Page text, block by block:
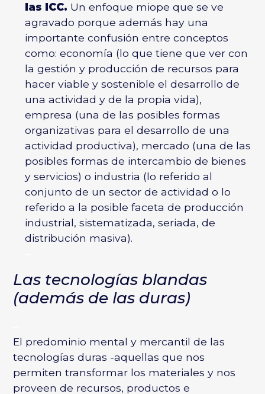
las ICC. Un enfoque miope que se ve
agravado porque además hay una
importante confusión entre conceptos
como: economía (lo que tiene que ver con
la gestión y producción de recursos para
hacer viable y sostenible el desarrollo de
una actividad y de la propia vida),
empresa (una de las posibles formas
organizativas para el desarrollo de una
actividad productiva), mercado (una de las
posibles formas de intercambio de bienes
y servicios) o industria (lo referido al
conjunto de un sector de actividad o lo
referido a la posible faceta de producción
industrial, sistematizada, seriada, de
distribución masiva).
Las tecnologías blandas
(además de las duras)
El predominio mental y mercantil de las
tecnologías duras -aquellas que nos
permiten transformar los materiales y nos
proveen de recursos, productos e